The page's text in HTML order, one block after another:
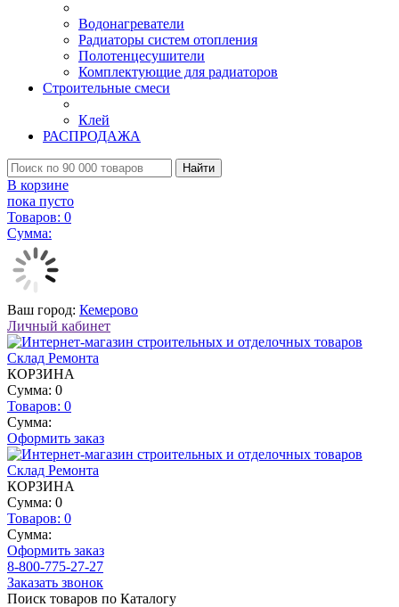
Водонагреватели
Радиаторы систем отопления
Полотенцесушители
Комплектующие для радиаторов
Строительные смеси
Клей
РАСПРОДАЖА
Найти
В корзине
пока пусто
Товаров: 0
Сумма:
Ваш город: Кемерово
Личный кабинет
КОРЗИНА
Сумма: 0
Товаров: 0
Сумма:
Оформить заказ
КОРЗИНА
Сумма: 0
Товаров: 0
Сумма:
Оформить заказ
8-800-775-27-27
Заказать звонок
Поиск товаров по Каталогу